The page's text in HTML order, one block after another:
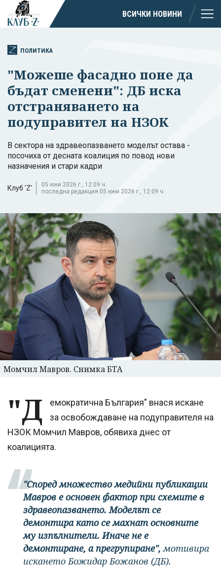
ВСИЧКИ НОВИНИ
ПОЛИТИКА
"Можеше фасадно поне да
бъдат сменени": ДБ иска
отстраняването на
подуправител на НЗОК
В сектора на здравеопазването моделът остава -
посочиха от десната коалиция по повод нови
назначения и стари кадри
Клуб 'Z'
05 юни 2026 г., 12:09 ч.
последна редакция 05 юни 2026 г., 12:09 ч.
Момчил Мавров. Снимка БТА
"Д
емократична България" внася искане
за освобождаване на подуправителя на
НЗОК Момчил Мавров, обявиха днес от
коалицията.
"Според множество медийни публикации
Мавров е основен фактор при схемите в
здравеопазването. Моделът се
демонтира като се махнат основните
му изпълнители. Иначе не е
демонтиране, а прегрупиране", мотивира
искането Божидар Божанов (ДБ).